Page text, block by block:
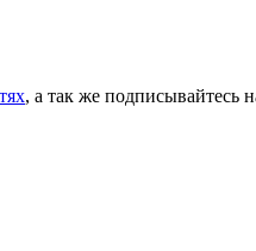
, а так же подписывайтесь